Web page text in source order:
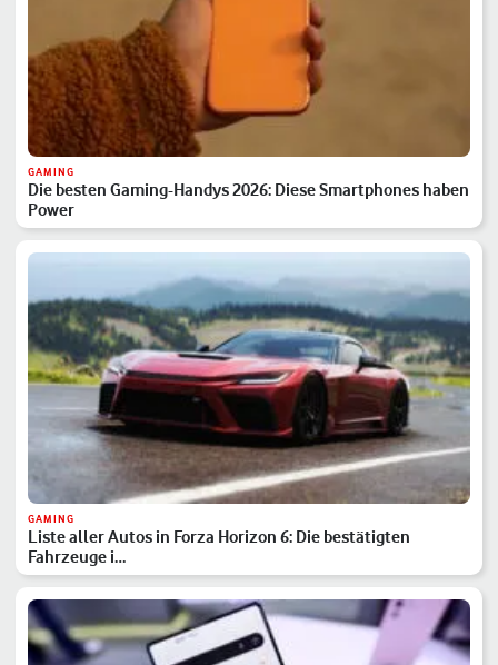
GAMING
Die besten Gaming-Handys 2026: Diese Smartphones haben
Power
GAMING
Liste aller Autos in Forza Horizon 6: Die bestätigten
Fahrzeuge i…